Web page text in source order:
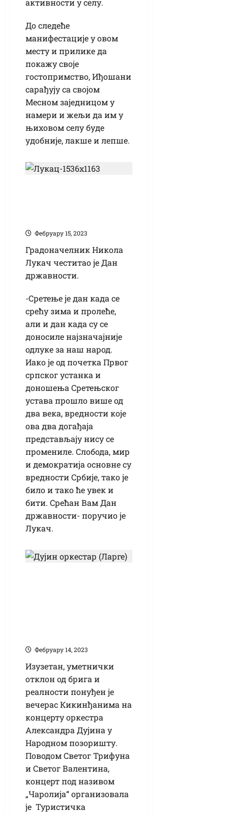
активности у селу.
До следеће
манифестације у овом
месту и прилике да
покажу своје
гостопримство, Иђошани
сарађују са својом
Месном заједницом у
намери и жељи да им у
њиховом селу буде
удобније, лакше и лепше.
Фебруарy 15, 2023
Градоначелник Никола
Лукач честитао је Дан
државности.
-Сретење је дан када се
срећу зима и пролеће,
али и дан када су се
доносиле најзначајније
одлуке за наш народ.
Иако је од почетка Првог
српског устанка и
доношења Сретењског
устава прошло више од
два века, вредности које
ова два догађаја
представљају нису се
промениле. Слобода, мир
и демократија основне су
вредности Србије, тако је
било и тако ће увек и
бити. Срећан Вам Дан
државности- поручио је
Лукач.
Фебруарy 14, 2023
Изузетан, уметнички
отклон од брига и
реалности понуђен је
вечерас Кикинђанима на
концерту оркестра
Александра Дујина у
Народном позоришту.
Поводом Светог Трифуна
и Светог Валентина,
концерт под називом
„Чаролија“ организовала
је Туристичка